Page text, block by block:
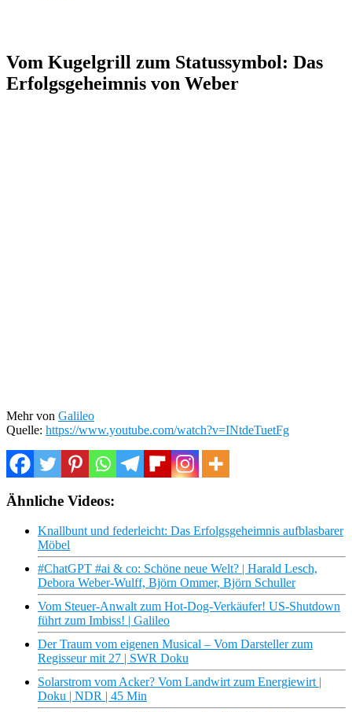
Vom Kugelgrill zum Statussymbol: Das
Erfolgsgeheimnis von Weber
Mehr von Galileo
Quelle: https://www.youtube.com/watch?v=INtdeTuetFg
Ähnliche Videos:
Knallbunt und federleicht: Das Erfolgsgeheimnis aufblasbarer
Möbel
#ChatGPT #ai & co: Schöne neue Welt? | Harald Lesch,
Debora Weber-Wulff, Björn Ommer, Björn Schuller
Vom Steuer-Anwalt zum Hot-Dog-Verkäufer! US-Shutdown
führt zum Imbiss! | Galileo
Der Traum vom eigenen Musical – Vom Darsteller zum
Regisseur mit 27 | SWR Doku
Solarstrom vom Acker? Vom Landwirt zum Energiewirt |
Doku | NDR | 45 Min